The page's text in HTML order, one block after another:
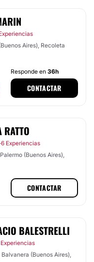
Aires), Recoleta
Responde en 36h
CONTACTAR
·6 Experiencias
(Buenos Aires),
CONTACTAR
BALESTRELLI
(Buenos Aires),